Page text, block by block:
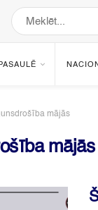
PASAULĒ
mājās
mājās